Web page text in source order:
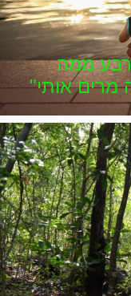
רבע ממה
מרים אותי"